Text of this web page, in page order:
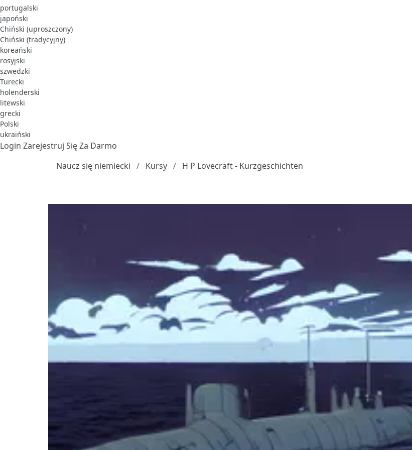
portugalski
japoński
Chiński (uproszczony)
Chiński (tradycyjny)
koreański
rosyjski
szwedzki
Turecki
holenderski
litewski
grecki
Polski
ukraiński
Login Zarejestruj Się Za Darmo
Naucz się niemiecki
Kursy H P Lovecraft - Kurzgeschichten